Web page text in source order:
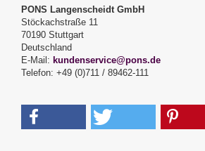
PONS Langenscheidt GmbH
Stöckachstraße 11
70190 Stuttgart
Deutschland
E-Mail: kundenservice@pons.de
Telefon: +49 (0)711 / 89462-111